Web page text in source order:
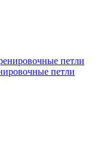
петли